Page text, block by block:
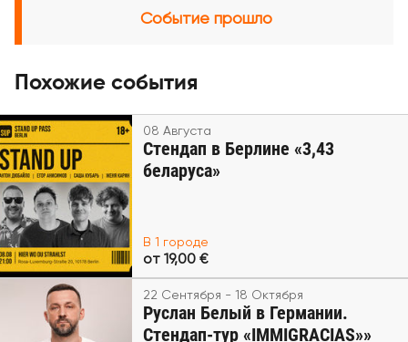
Событие прошло
Похожие события
08 Августа
Стендап в Берлине «3,43
беларуса»
В 1 городе
от 19,00 €
22 Сентября - 18 Октября
Руслан Белый в Германии.
Стендап-тур «IMMIGRACIAS»»